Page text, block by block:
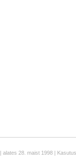
| alates 28. maist 1998 |